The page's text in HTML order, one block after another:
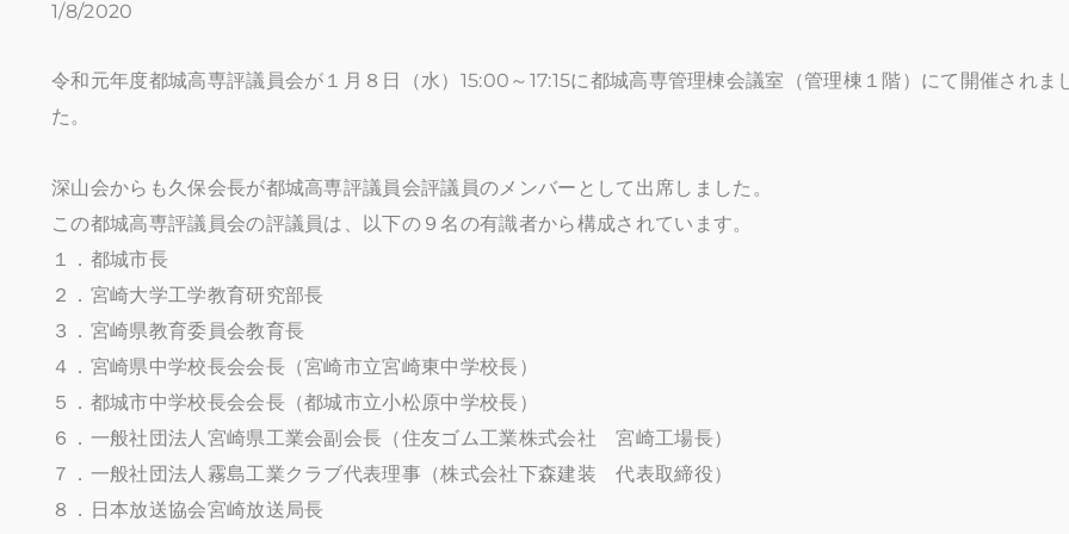
1/8/2020
令和元年度都城高専評議員会が１月８日（水）15:00～17:15に都城高専管理棟会議室（管理棟１階）にて開催されま
た。
深山会からも久保会長が都城高専評議員会評議員のメンバーとして出席しました。
この都城高専評議員会の評議員は、以下の９名の有識者から構成されています。
１．都城市長
２．宮崎大学工学教育研究部長
３．宮崎県教育委員会教育長
４．宮崎県中学校長会会長（宮崎市立宮崎東中学校長）
５．都城市中学校長会会長（都城市立小松原中学校長）
６．一般社団法人宮崎県工業会副会長（住友ゴム工業株式会社 宮崎工場長）
７．一般社団法人霧島工業クラブ代表理事（株式会社下森建装 代表取締役）
８．日本放送協会宮崎放送局長